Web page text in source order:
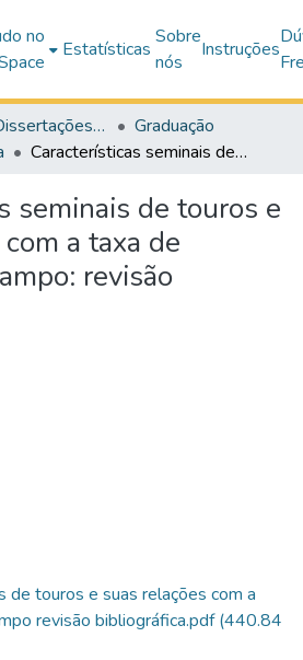
no
Estatísticas
Sobre
nós
Instruções
Monografias, Dissertações e Teses
Graduação
Características seminais de touros e suas relações com a taxa de fertilidade a campo: revisão bibliográfica
seminais de touros e
a taxa de
revisão
de touros e suas relações com a
revisão bibliográfica.pdf(440.84